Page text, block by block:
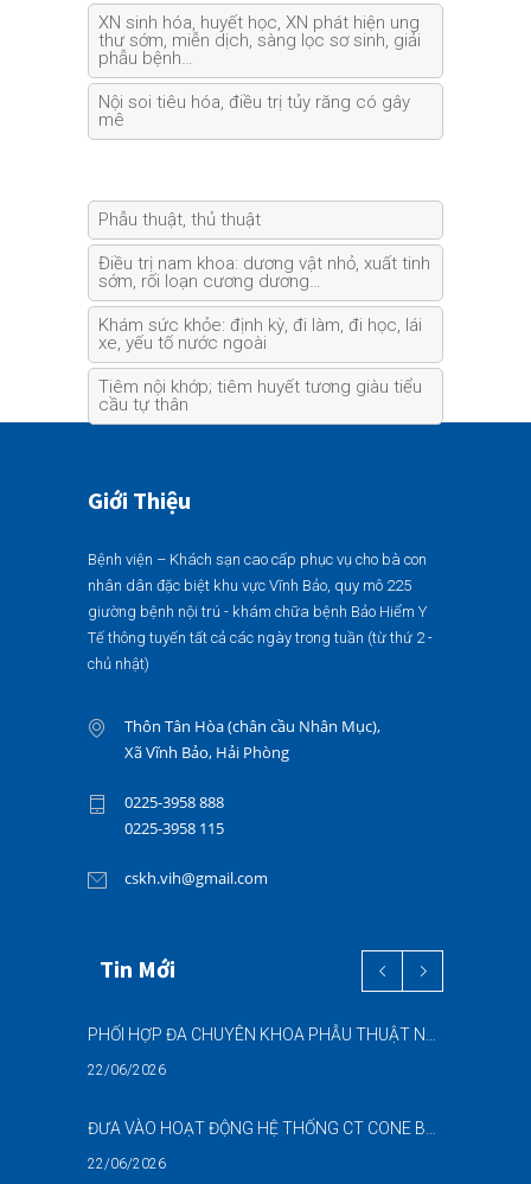
XN sinh hóa, huyết học, XN phát hiện ung
thư sớm, miễn dịch, sàng lọc sơ sinh, giải
phẫu bệnh…
Nội soi tiêu hóa, điều trị tủy răng có gây
mê
Phẫu thuật, thủ thuật
Điều trị nam khoa: dương vật nhỏ, xuất tinh
sớm, rối loạn cương dương…
Khám sức khỏe: định kỳ, đi làm, đi học, lái
xe, yếu tố nước ngoài
Tiêm nội khớp; tiêm huyết tương giàu tiểu
cầu tự thân
Giới Thiệu
Bệnh viện – Khách sạn cao cấp phục vụ cho bà con
nhân dân đặc biệt khu vực Vĩnh Bảo, quy mô 225
giường bệnh nội trú - khám chữa bệnh Bảo Hiểm Y
Tế thông tuyến tất cả các ngày trong tuần (từ thứ 2 -
chủ nhật)
Thôn Tân Hòa (chân cầu Nhân Mục),
Xã Vĩnh Bảo, Hải Phòng
0225-3958 888
0225-3958 115
cskh.vih@gmail.com
Tin Mới
PHỐI HỢP ĐA CHUYÊN KHOA PHẪU THUẬT NỘI SOI “2 TRONG 1” THÀNH CÔNG CHO BỆNH NHÂN 69 TUỔI MẮC ĐỒNG THỜI HAI BỆNH LÝ NẶNG
22/06/2026
ĐƯA VÀO HOẠT ĐỘNG HỆ THỐNG CT CONE BEAM (CBCT) 3D THẾ HỆ MỚI – NÂNG CAO CHẤT LƯỢNG CHẨN ĐOÁN RĂNG HÀM MẶT
22/06/2026